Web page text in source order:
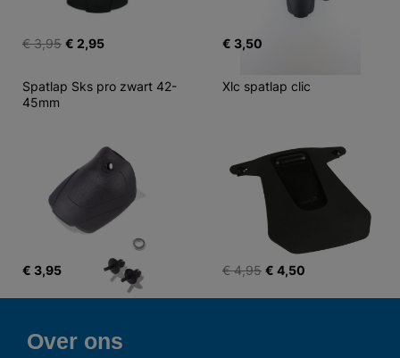
€ 3,95 € 2,95 € 3,50
Spatlap Sks pro zwart 42-
45mm
€ 3,95
Xlc spatlap clic
€ 4,95 € 4,50
Over ons